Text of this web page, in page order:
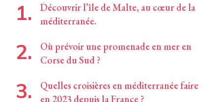
Découvrir l’île de Malte, au cœur de la
méditerranée.
Où prévoir une promenade en mer en
Corse du Sud ?
Quelles croisières en méditerranée faire
en 2023 depuis la France ?